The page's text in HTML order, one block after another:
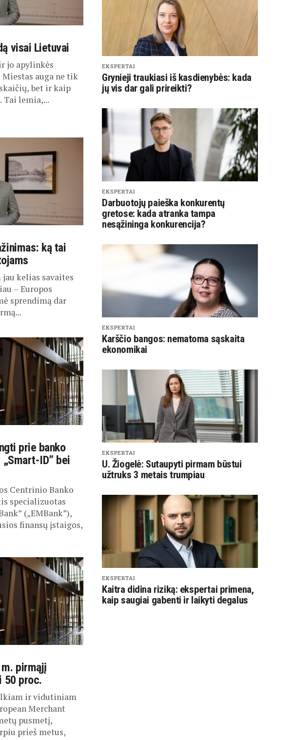
visai Lietuvai
jo apylinkės
auga ne tik
bet ir kaip
lemia,...
ką tai
kelias savaites
– Europos
sprendimą dar
prie banko
ID” bei
Centrinio Banko
specializuotas
(„EMBank”),
finansų įstaigos,
m. pirmąjį
50 proc.
ir vidutiniam
Merchant
pusmetį,
prieš metus,
EKSPERTAI
Grynieji traukiasi iš kasdienybės: kada
jų vis dar gali prireikti?
EKSPERTAI
Darbuotojų paieška konkurentų
gretose: kada atranka tampa
nesąžininga konkurencija?
EKSPERTAI
Karščio bangos: nematoma sąskaita
ekonomikai
EKSPERTAI
U. Žiogelė: Sutaupyti pirmam būstui
užtruks 3 metais trumpiau
EKSPERTAI
Kaitra didina riziką: ekspertai primena,
kaip saugiai gabenti ir laikyti degalus